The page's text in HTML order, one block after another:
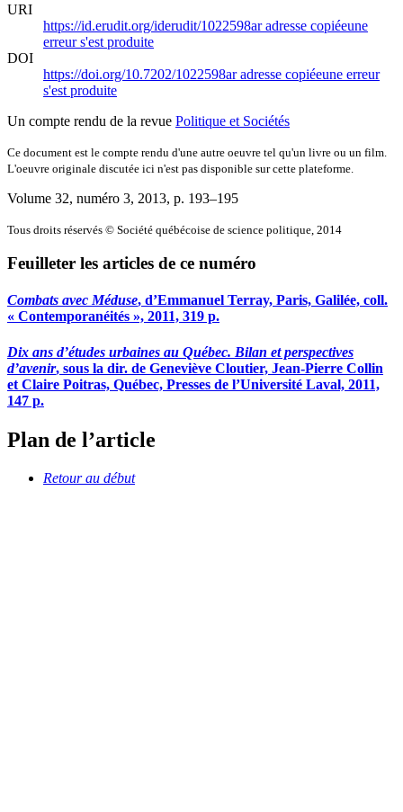
URI
https://id.erudit.org/iderudit/1022598aradresse copiéeune
erreur s'est produite
DOI
https://doi.org/10.7202/1022598aradresse copiéeune erreur
s'est produite
Un compte rendu de la revue Politique et Sociétés
Ce document est le compte rendu d'une autre oeuvre tel qu'un livre ou un film.
L'oeuvre originale discutée ici n'est pas disponible sur cette plateforme.
Volume 32, numéro 3, 2013, p. 193–195
Tous droits réservés © Société québécoise de science politique, 2014
Feuilleter les articles de ce numéro
Combats avec Méduse, d’Emmanuel Terray, Paris, Galilée, coll.
« Contemporanéités », 2011, 319 p.
Dix ans d’études urbaines au Québec. Bilan et perspectives
d’avenir, sous la dir. de Geneviève Cloutier, Jean-Pierre Collin
et Claire Poitras, Québec, Presses de l’Université Laval, 2011,
147 p.
Plan de l’article
Retour au début